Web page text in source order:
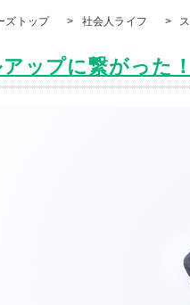
ズトップ > 社会人ライフ >
ップに繋がった